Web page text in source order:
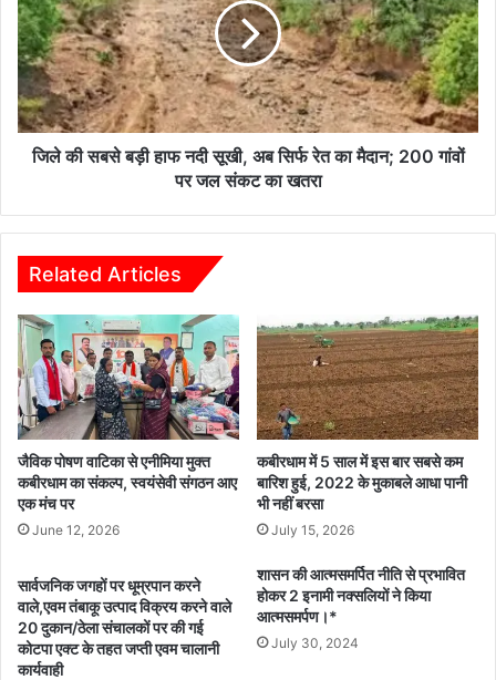
भूमिपूजन
बड़ी
हाफ
नदी
सूखी,
अब
सिर्फ
जल
संकट
का
खतरा
जिले की सबसे बड़ी हाफ नदी सूखी, अब सिर्फ रेत का मैदान; 200 गांवों
पर जल संकट का खतरा
Related Articles
जैविक पोषण वाटिका से एनीमिया मुक्त
कबीरधाम का संकल्प, स्वयंसेवी संगठन आए
एक मंच पर
June 12, 2026
कबीरधाम में 5 साल में इस बार सबसे कम
बारिश हुई, 2022 के मुकाबले आधा पानी
भी नहीं बरसा
July 15, 2026
सार्वजनिक जगहों पर धूम्रपान करने
वाले,एवम तंबाकू उत्पाद विक्रय करने वाले
20 दुकान/ठेला संचालकों पर की गई
कोटपा एक्ट के तहत जप्ती एवम चालानी
कार्यवाही
शासन की आत्मसमर्पित नीति से प्रभावित
होकर 2 इनामी नक्सलियों ने किया
आत्मसमर्पण।*
July 30, 2024